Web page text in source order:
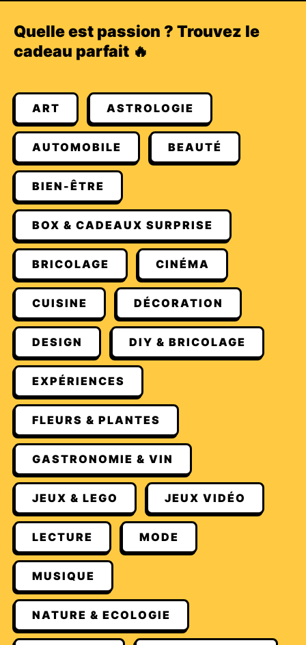
Quelle est passion ? Trouvez le
cadeau parfait 🔥
ART ASTROLOGIE
AUTOMOBILE BEAUTÉ
BIEN-ÊTRE
BOX & CADEAUX SURPRISE
BRICOLAGE CINÉMA
CUISINE DÉCORATION
DESIGN DIY & BRICOLAGE
EXPÉRIENCES
FLEURS & PLANTES
GASTRONOMIE & VIN
JEUX & LEGO JEUX VIDÉO
LECTURE MODE
MUSIQUE
NATURE & ECOLOGIE